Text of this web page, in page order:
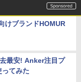
けブランドHOMUR
最安! Anker注目プ
ってみた